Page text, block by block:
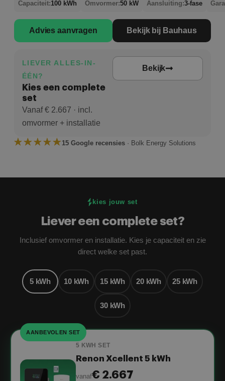
Capaciteit:100 kWh Omvormer:50 kW Aansluiting:3-fase
Advies aanvragen Bekijk bij Bauhaus
LIEVER ALLES-IN-
ÉÉN?
Kies een complete
set
Vanaf € 2.667 · incl.
omvormer + installatie
Bekijk
15 Google recensies· Bolk Energy Solutions
kies jouw set
Liever een complete set?
Inclusief omvormer en installatie. Kies je capaciteit en zie
direct welke set past.
5 kWh 10 kWh 15 kWh 20 kWh 25 kWh
30 kWh
AANBEVOLEN SET
5 KWH SET
Renon Xcellent 5 kWh
vanaf€ 2.667